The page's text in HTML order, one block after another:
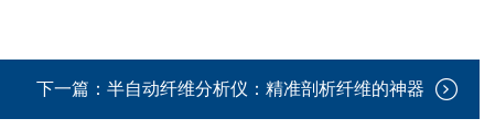
下一篇： 半自动纤维分析仪：精准剖析纤维的神器